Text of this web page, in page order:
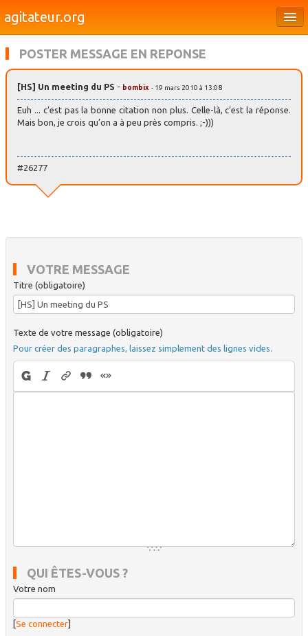
agitateur.org
Bourges & le Cher
Culture
Dossiers
POSTER MESSAGE EN REPONSE
[HS] Un meeting du PS - bombix - 19 mars 2010 à 13:08
Euh ... c’est pas la bonne citation non plus. Celle-là, c’est la réponse.
Mais bon, je crois qu’on a à peu près compris. ;-)))
#26277
VOTRE MESSAGE
Titre (obligatoire)
Texte de votre message (obligatoire)
Pour créer des paragraphes, laissez simplement des lignes vides.
QUI ÊTES-VOUS ?
Votre nom
[Se connecter]